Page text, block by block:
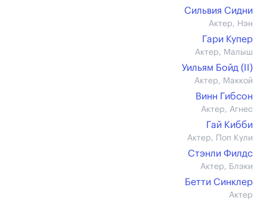
Сильвия Сидни
Актер, Нэн
Гари Купер
Актер, Малыш
Уильям Бойд (II)
Актер, Маккой
Винн Гибсон
Актер, Агнес
Гай Кибби
Актер, Поп Кули
Стэнли Филдс
Актер, Блэки
Бетти Синклер
Актер